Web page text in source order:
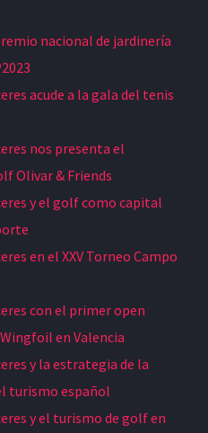
nacional de jardinería
acude a la gala del tenis
nos presenta el
Olivar & Friends
y el golf como capital
en el XXV Torneo Campo
con el primer open
en Valencia
y la estrategia de la
turismo español
y el turismo de golf en